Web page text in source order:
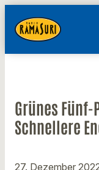
Grünes
Schnellere
27. Dezember